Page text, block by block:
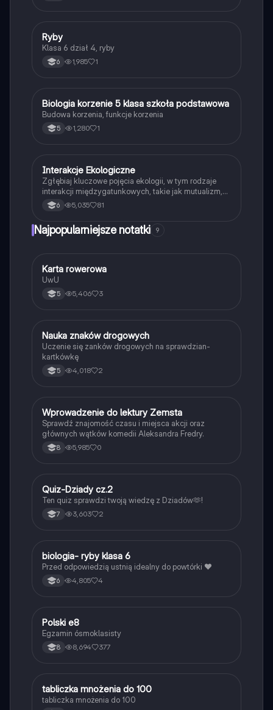
RBiologia
Ryby
Klasa 6 dział 4, ryby
6 1,985 1
BBiologia
Biologia korzenie 5 klasa szkoła podstawowa
Budowa korzenia, funkcje korzenia
5 1,280 1
Biologia
Interakcje Ekologiczne
Zgłębiaj kluczowe pojęcia ekologii, w tym rodzaje
interakcji międzygatunkowych, takie jak mutualizm,
komensalizm, drapieżnictwo i pasożytnictwo.
Dowiedz się o strukturze populacji, ekosystemach
studentów biologii i ekologii. Typ: podsumowanie.
6 5,035 81
Najpopularniejsze notatki 9
KTechnika
Karta rowerowa
UwU
5 5,406 3
NTechnika
Nauka znaków drogowych
Uczenie się zanków drogowych na sprawdzian-
kartkówkę
5 4,018 2
WJęzyk polski
Wprowadzenie do lektury Zemsta
Sprawdź znajomość czasu i miejsca akcji oraz
głównych wątków komedii Aleksandra Fredry.
8 5,985 0
QJęzyk polski
Quiz-Dziady cz.2
Ten quiz sprawdzi twoją wiedzę z Dziadów🫶!
7 3,603 2
BBiologia
biologia- ryby klasa 6
Przed odpowiedzią ustnią idealny do powtórki ❤️
6 4,805 4
Język polski
Polski e8
Egzamin ósmoklasisty
8 8,694 377
TMatematyka
tabliczka mnożenia do 100
tabliczka mnożenia do 100